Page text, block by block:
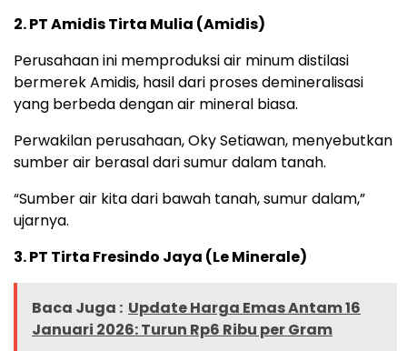
2. PT Amidis Tirta Mulia (Amidis)
Perusahaan ini memproduksi air minum distilasi
bermerek Amidis, hasil dari proses demineralisasi
yang berbeda dengan air mineral biasa.
Perwakilan perusahaan, Oky Setiawan, menyebutkan
sumber air berasal dari sumur dalam tanah.
“Sumber air kita dari bawah tanah, sumur dalam,”
ujarnya.
3. PT Tirta Fresindo Jaya (Le Minerale)
Baca Juga : Update Harga Emas Antam 16
Januari 2026: Turun Rp6 Ribu per Gram